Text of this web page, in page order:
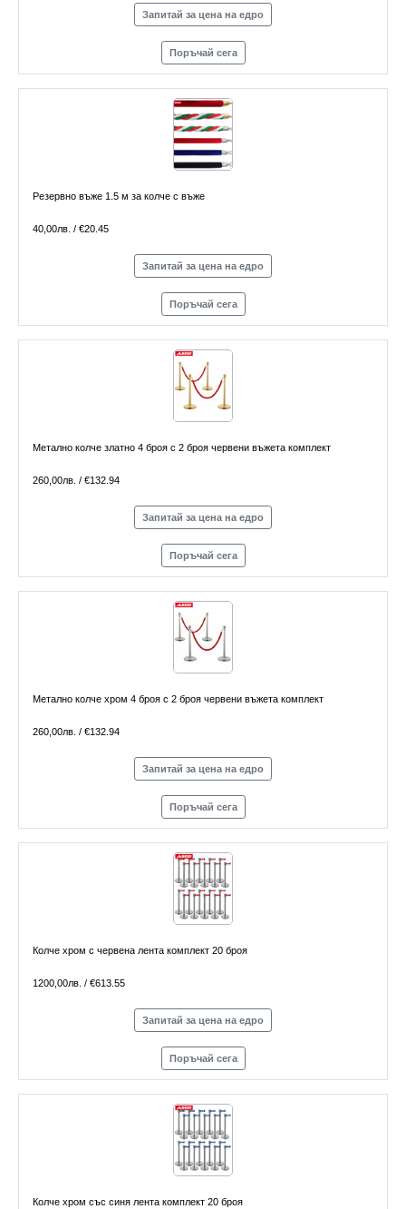
Запитай за цена на едро
Поръчай сега
Резервно въже 1.5 м за колче с въже
40,00лв. / €20.45
Запитай за цена на едро
Поръчай сега
Метално колче златно 4 броя с 2 броя червени въжета комплект
260,00лв. / €132.94
Запитай за цена на едро
Поръчай сега
Метално колче хром 4 броя с 2 броя червени въжета комплект
260,00лв. / €132.94
Запитай за цена на едро
Поръчай сега
Колче хром с червена лента комплект 20 броя
1200,00лв. / €613.55
Запитай за цена на едро
Поръчай сега
Колче хром със синя лента комплект 20 броя